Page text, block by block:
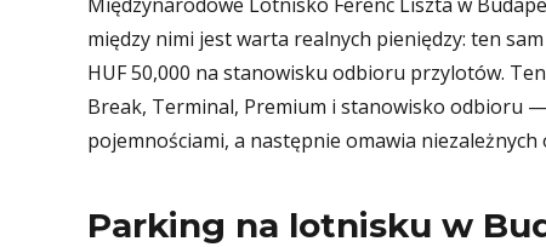
między nimi jest warta realnych pieniędzy: ten
HUF 50,000 na stanowisku odbioru przylotów.
Break, Terminal, Premium i stanowisko odbioru
pojemnościami, a następnie omawia
Parking na lotnisku w